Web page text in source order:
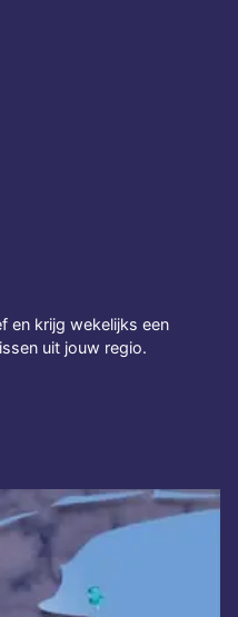
en krijg wekelijks een
uit jouw regio.